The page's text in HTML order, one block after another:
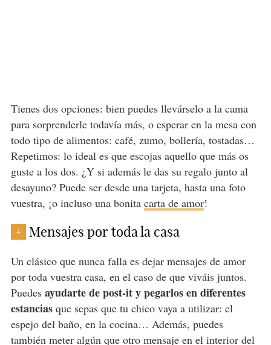
Tienes dos opciones: bien puedes llevárselo a la cama
para sorprenderle todavía más, o esperar en la mesa con
todo tipo de alimentos: café, zumo, bollería, tostadas…
Repetimos: lo ideal es que escojas aquello que más os
guste a los dos. ¿Y si además le das su regalo junto al
desayuno? Puede ser desde una tarjeta, hasta una foto
vuestra, ¡o incluso una bonita carta de amor!
+ Mensajes por toda la casa
Un clásico que nunca falla es dejar mensajes de amor
por toda vuestra casa, en el caso de que viváis juntos.
Puedes ayudarte de post-it y pegarlos en diferentes
estanciasque sepas que tu chico vaya a utilizar: el
espejo del baño, en la cocina… Además, puedes
también meter algún que otro mensaje en el interior del